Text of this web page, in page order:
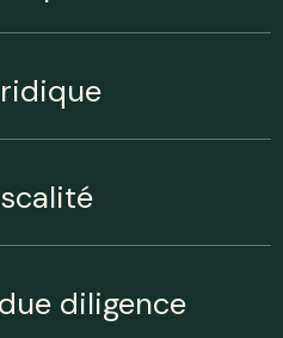
diligence